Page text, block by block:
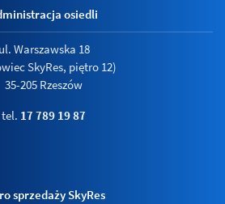
osiedli
ul. Warszawska 18
SkyRes, piętro 12)
35-205 Rzeszów
tel. 17 789 19 87
sprzedaży SkyRes